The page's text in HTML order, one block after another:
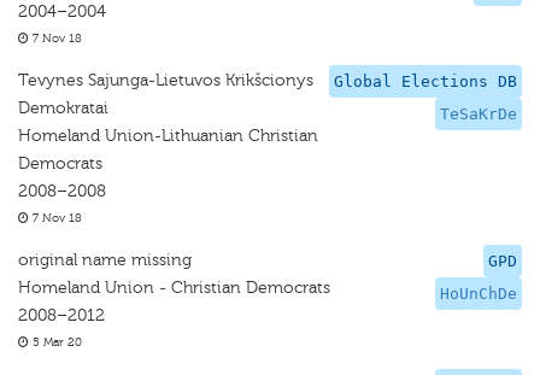
2004–2004
7 Nov 18
Global Elections DB
TeSaKrDe
Tevynes Sajunga-Lietuvos Krikšcionys
Demokratai
Homeland Union-Lithuanian Christian
Democrats
2008–2008
7 Nov 18
GPD
HoUnChDe
original name missing
Homeland Union - Christian Democrats
2008–2012
5 Mar 20